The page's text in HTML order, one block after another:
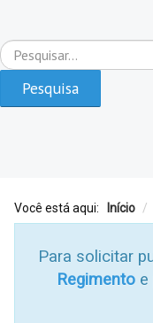
Pesquisar...
Pesquisa
Você está aqui: Início /
Para solicitar
Regimento e